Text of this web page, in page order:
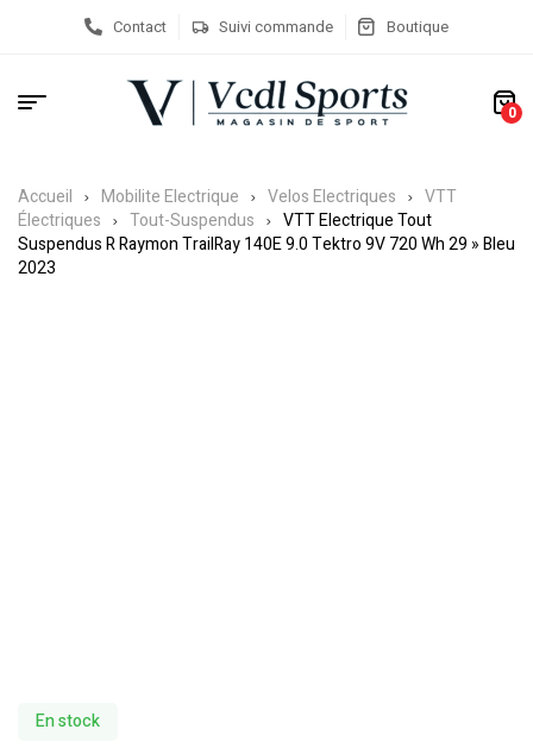
Contact Suivi commande Boutique
0
Accueil Mobilite Electrique Velos Electriques
VTT
Électriques
Tout-Suspendus
VTT Electrique Tout
Suspendus R Raymon TrailRay 140E 9.0 Tektro 9V 720 Wh 29 » Bleu
2023
En stock